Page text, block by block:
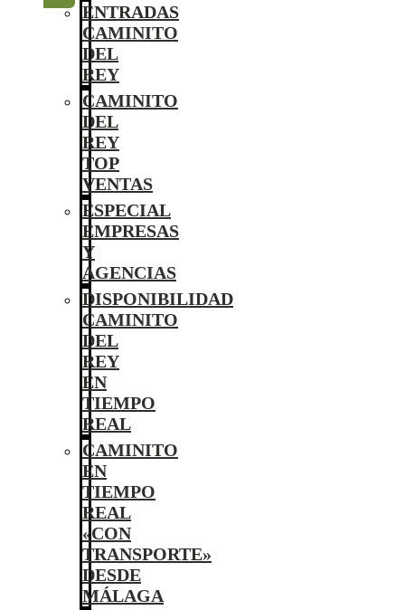
ENTRADAS
CAMINITO
DEL
REY
CAMINITO
DEL
REY
TOP
VENTAS
ESPECIAL
EMPRESAS
Y
AGENCIAS
DISPONIBILIDAD
CAMINITO
DEL
REY
EN
TIEMPO
REAL
CAMINITO
EN
TIEMPO
REAL
«CON
TRANSPORTE»
DESDE
MÁLAGA